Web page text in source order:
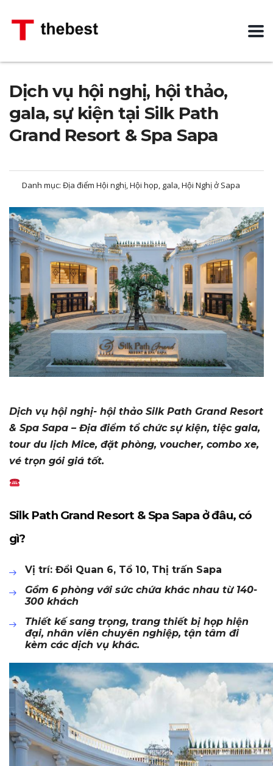
Dịch vụ hội nghị, hội thảo,
gala, sự kiện tại Silk Path
Grand Resort & Spa Sapa
Danh mục: Địa điểm Hội nghị, Hội họp, gala, Hội Nghị ở Sapa
Dịch vụ hội nghị- hội thảo Silk Path Grand Resort
& Spa Sapa – Địa điểm tổ chức sự kiện, tiệc gala,
tour du lịch Mice, đặt phòng, voucher, combo xe,
vé trọn gói giá tốt.
Silk Path Grand Resort & Spa Sapa ở đâu, có
gì?
Vị trí: Đổi Quan 6, Tổ 10, Thị trấn Sapa
Gồm 6 phòng với sức chứa khác nhau từ 140-
300 khách
Thiết kế sang trọng, trang thiết bị họp hiện
đại, nhân viên chuyên nghiệp, tận tâm đi
kèm các dịch vụ khác.